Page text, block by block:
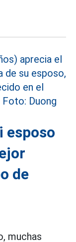
esposo
de
muchas